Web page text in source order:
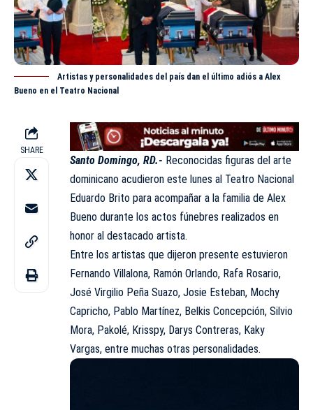
Artistas y personalidades del país dan el último adiós a Alex
Bueno en el Teatro Nacional
SHARE
Santo Domingo, RD.- Reconocidas figuras del arte
dominicano acudieron este lunes al Teatro Nacional
Eduardo Brito para acompañar a la familia de Alex
Bueno durante los actos fúnebres realizados en
honor al destacado artista.
Entre los artistas que dijeron presente estuvieron
Fernando Villalona, Ramón Orlando, Rafa Rosario,
José Virgilio Peña Suazo, Josie Esteban, Mochy
Capricho, Pablo Martínez, Belkis Concepción, Silvio
Mora, Pakolé, Krisspy, Darys Contreras, Kaky
Vargas, entre muchas otras personalidades.